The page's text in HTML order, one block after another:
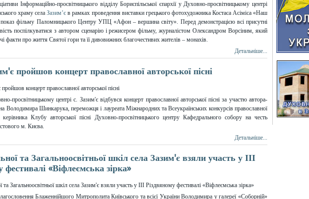
Інформаційно-просвітницького відділу Бориспільської єпархії у Духовно-просвітницькому центрі
храму селаЗазим’є в рамках проведення виставки грецького фотохудожника Костаса Асіміса «Наш
фільму Паломницького Центру УПЦ «Афон – вершина світу». Перед демонстрацією всі присутні
поспілкуватися з автором сценарію і режисером фільму, журналістом Олександром Ворсіним, який
факти про життя Святої гори та її дивовижних благочестивих жителів – монахів.
Детальніше...
пройшов концерт православної авторської пісні
просвітницькому центрі с. Зазим'є відбувся концерт православної авторської пісні за участю автора-
Володимира Шинкарука, переможця і лауреата Міжнародних та Всеукраїнських конкурсів православної
керівника Клубу авторської пісні Духовно-просвітницького центру Кафедрального собору на честь
м. Києва.
Детальніше...
та Загальноосвітньої шкіл села Зазим'є взяли участь у ІІІ
фестивалі «Віфлеємська зірка»
Блаженнійшого Митрополита Київського та всієї України Володимира у галереї «Соборній»